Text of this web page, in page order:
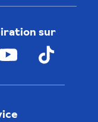
sur